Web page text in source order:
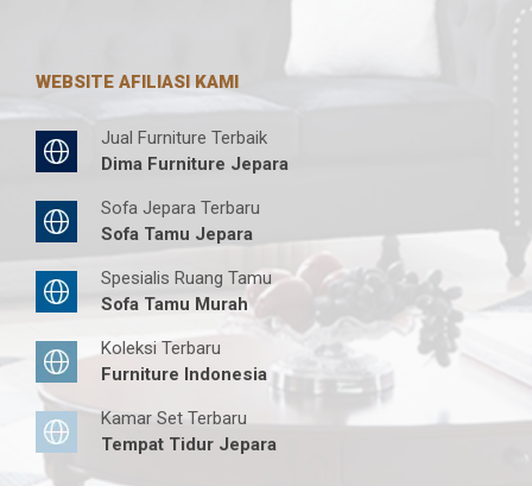
WEBSITE AFILIASI KAMI
Jual Furniture Terbaik
Dima Furniture Jepara
Sofa Jepara Terbaru
Sofa Tamu Jepara
Spesialis Ruang Tamu
Sofa Tamu Murah
Koleksi Terbaru
Furniture Indonesia
Kamar Set Terbaru
Tempat Tidur Jepara